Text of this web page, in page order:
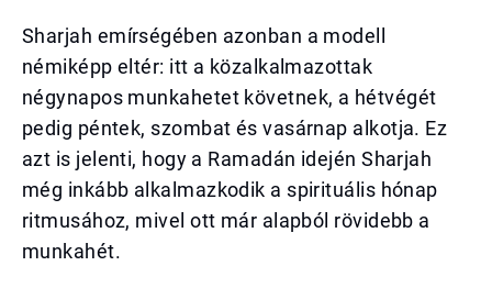
Sharjah emírségében azonban a modell
némiképp eltér: itt a közalkalmazottak
négynapos munkahetet követnek, a hétvégét
pedig péntek, szombat és vasárnap alkotja. Ez
azt is jelenti, hogy a Ramadán idején Sharjah
még inkább alkalmazkodik a spirituális hónap
ritmusához, mivel ott már alapból rövidebb a
munkahét.